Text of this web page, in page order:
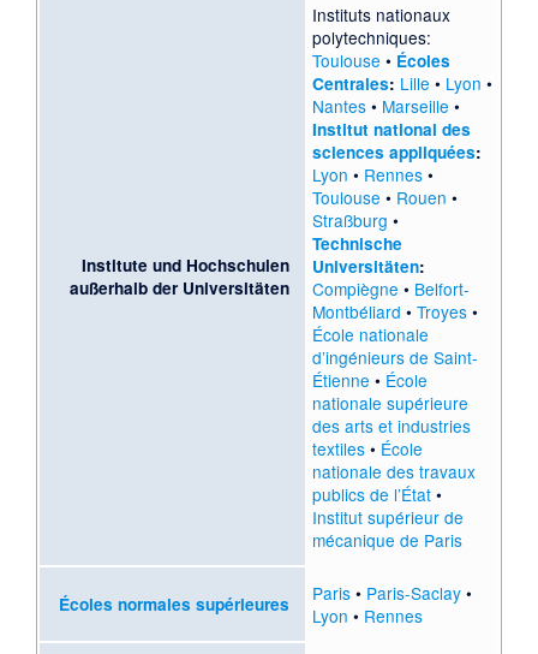
Institute und Hochschulen
außerhalb der Universitäten
Instituts nationaux
polytechniques:
Toulouse • Écoles
Centrales: Lille • Lyon •
Nantes• Marseille •
Institut national des
sciences appliquées:
Lyon • Rennes•
Toulouse • Rouen •
Straßburg •
Technische
Universitäten:
Compiègne • Belfort-
Montbéliard • Troyes•
École nationale
d’ingénieurs de Saint-
Étienne • École
nationale supérieure
des arts et industries
textiles• École
nationale des travaux
publics de l’État•
Institut supérieur de
mécanique de Paris
Écoles normales supérieures Paris• Paris-Saclay•
Lyon • Rennes